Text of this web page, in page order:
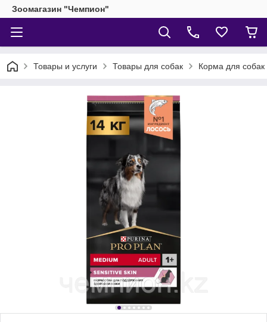
Зоомагазин "Чемпион"
Товары и услуги Товары для собак Корма для собак